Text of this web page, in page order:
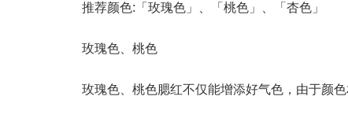
推荐颜色:「玫瑰色」、「桃色」、「杏色」
玫瑰色、桃色
玫瑰色、桃色腮红不仅能增添好气色，由于颜